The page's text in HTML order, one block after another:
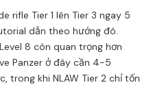
rifle Tier 1 lên Tier 3 ngay 5
dẫn theo hướng đó.
8 còn quan trọng hơn
Panzer ở đây cần 4-5
trong khi NLAW Tier 2 chỉ tốn